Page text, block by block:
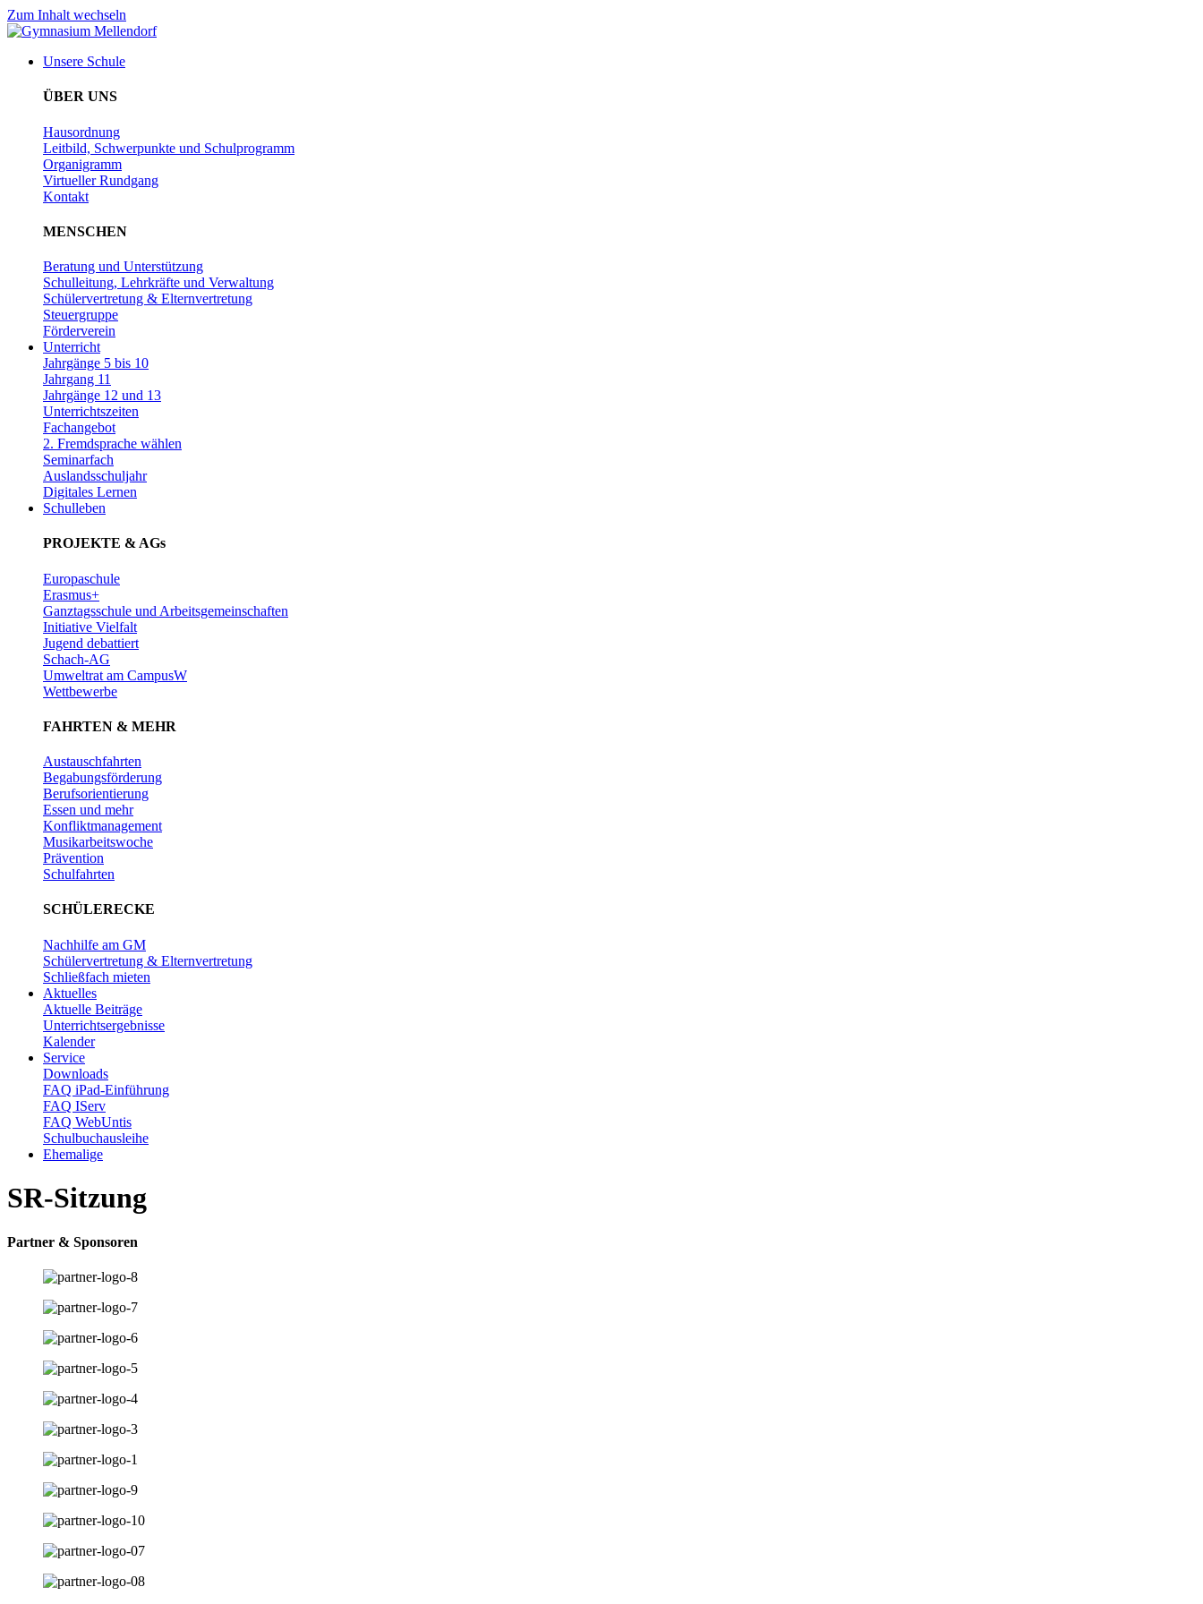
Zum Inhalt wechseln
Unsere Schule
ÜBER UNS
Hausordnung
Leitbild, Schwerpunkte und Schulprogramm
Organigramm
Virtueller Rundgang
Kontakt
MENSCHEN
Beratung und Unterstützung
Schulleitung, Lehrkräfte und Verwaltung
Schülervertretung & Elternvertretung
Steuergruppe
Förderverein
Unterricht
Jahrgänge 5 bis 10
Jahrgang 11
Jahrgänge 12 und 13
Unterrichtszeiten
Fachangebot
2. Fremdsprache wählen
Seminarfach
Auslandsschuljahr
Digitales Lernen
Schulleben
PROJEKTE & AGs
Europaschule
Erasmus+
Ganztagsschule und Arbeitsgemeinschaften
Initiative Vielfalt
Jugend debattiert
Schach-AG
Umweltrat am CampusW
Wettbewerbe
FAHRTEN & MEHR
Austauschfahrten
Begabungsförderung
Berufsorientierung
Essen und mehr
Konfliktmanagement
Musikarbeitswoche
Prävention
Schulfahrten
SCHÜLERECKE
Nachhilfe am GM
Schülervertretung & Elternvertretung
Schließfach mieten
Aktuelles
Aktuelle Beiträge
Unterrichtsergebnisse
Kalender
Service
Downloads
FAQ iPad-Einführung
FAQ IServ
FAQ WebUntis
Schulbuchausleihe
Ehemalige
SR-Sitzung
Partner & Sponsoren